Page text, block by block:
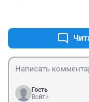
Гость
Войти